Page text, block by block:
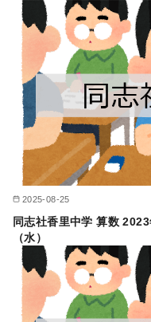
2025-08-25
同志社香里中学 算数
（水）